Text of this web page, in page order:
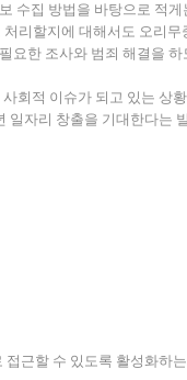
수집 방법을 바탕으로 적게
리할지에 대해서도 오리무
요한 조사와 범죄 해결을 하
회적 이슈가 되고 있는 상
일자리 창출을 기대한다는
근할 수 있도록 활성화하